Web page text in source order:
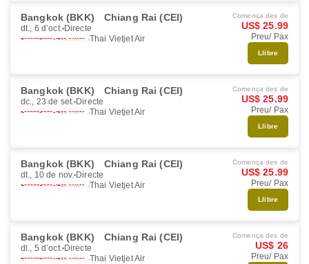
Bangkok (BKK) Chiang Rai (CEI)
dt., 6 d’oct. Directe
Thai Vietjet Air
Comença des de
US$ 25.99
Preu/ Pax
Llibre
Bangkok (BKK) Chiang Rai (CEI)
dc., 23 de set. Directe
Thai Vietjet Air
Comença des de
US$ 25.99
Preu/ Pax
Llibre
Bangkok (BKK) Chiang Rai (CEI)
dt., 10 de nov. Directe
Thai Vietjet Air
Comença des de
US$ 25.99
Preu/ Pax
Llibre
Bangkok (BKK) Chiang Rai (CEI)
dl., 5 d’oct. Directe
Thai Vietjet Air
Comença des de
US$ 26
Preu/ Pax